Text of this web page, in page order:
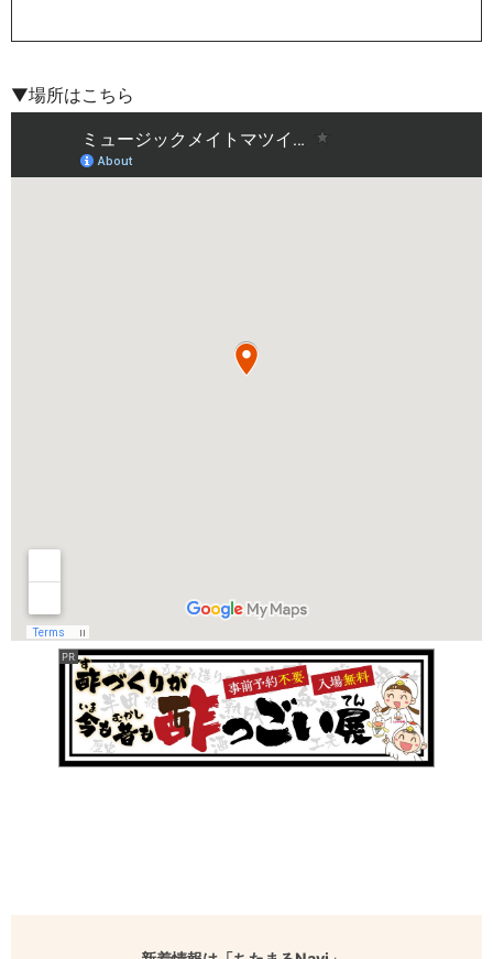
▼場所はこちら